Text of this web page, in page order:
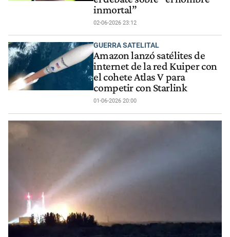
inmortal”
02-06-2026 23:12
GUERRA SATELITAL
Amazon lanzó satélites de
internet de la red Kuiper con
el cohete Atlas V para
competir con Starlink
01-06-2026 20:00